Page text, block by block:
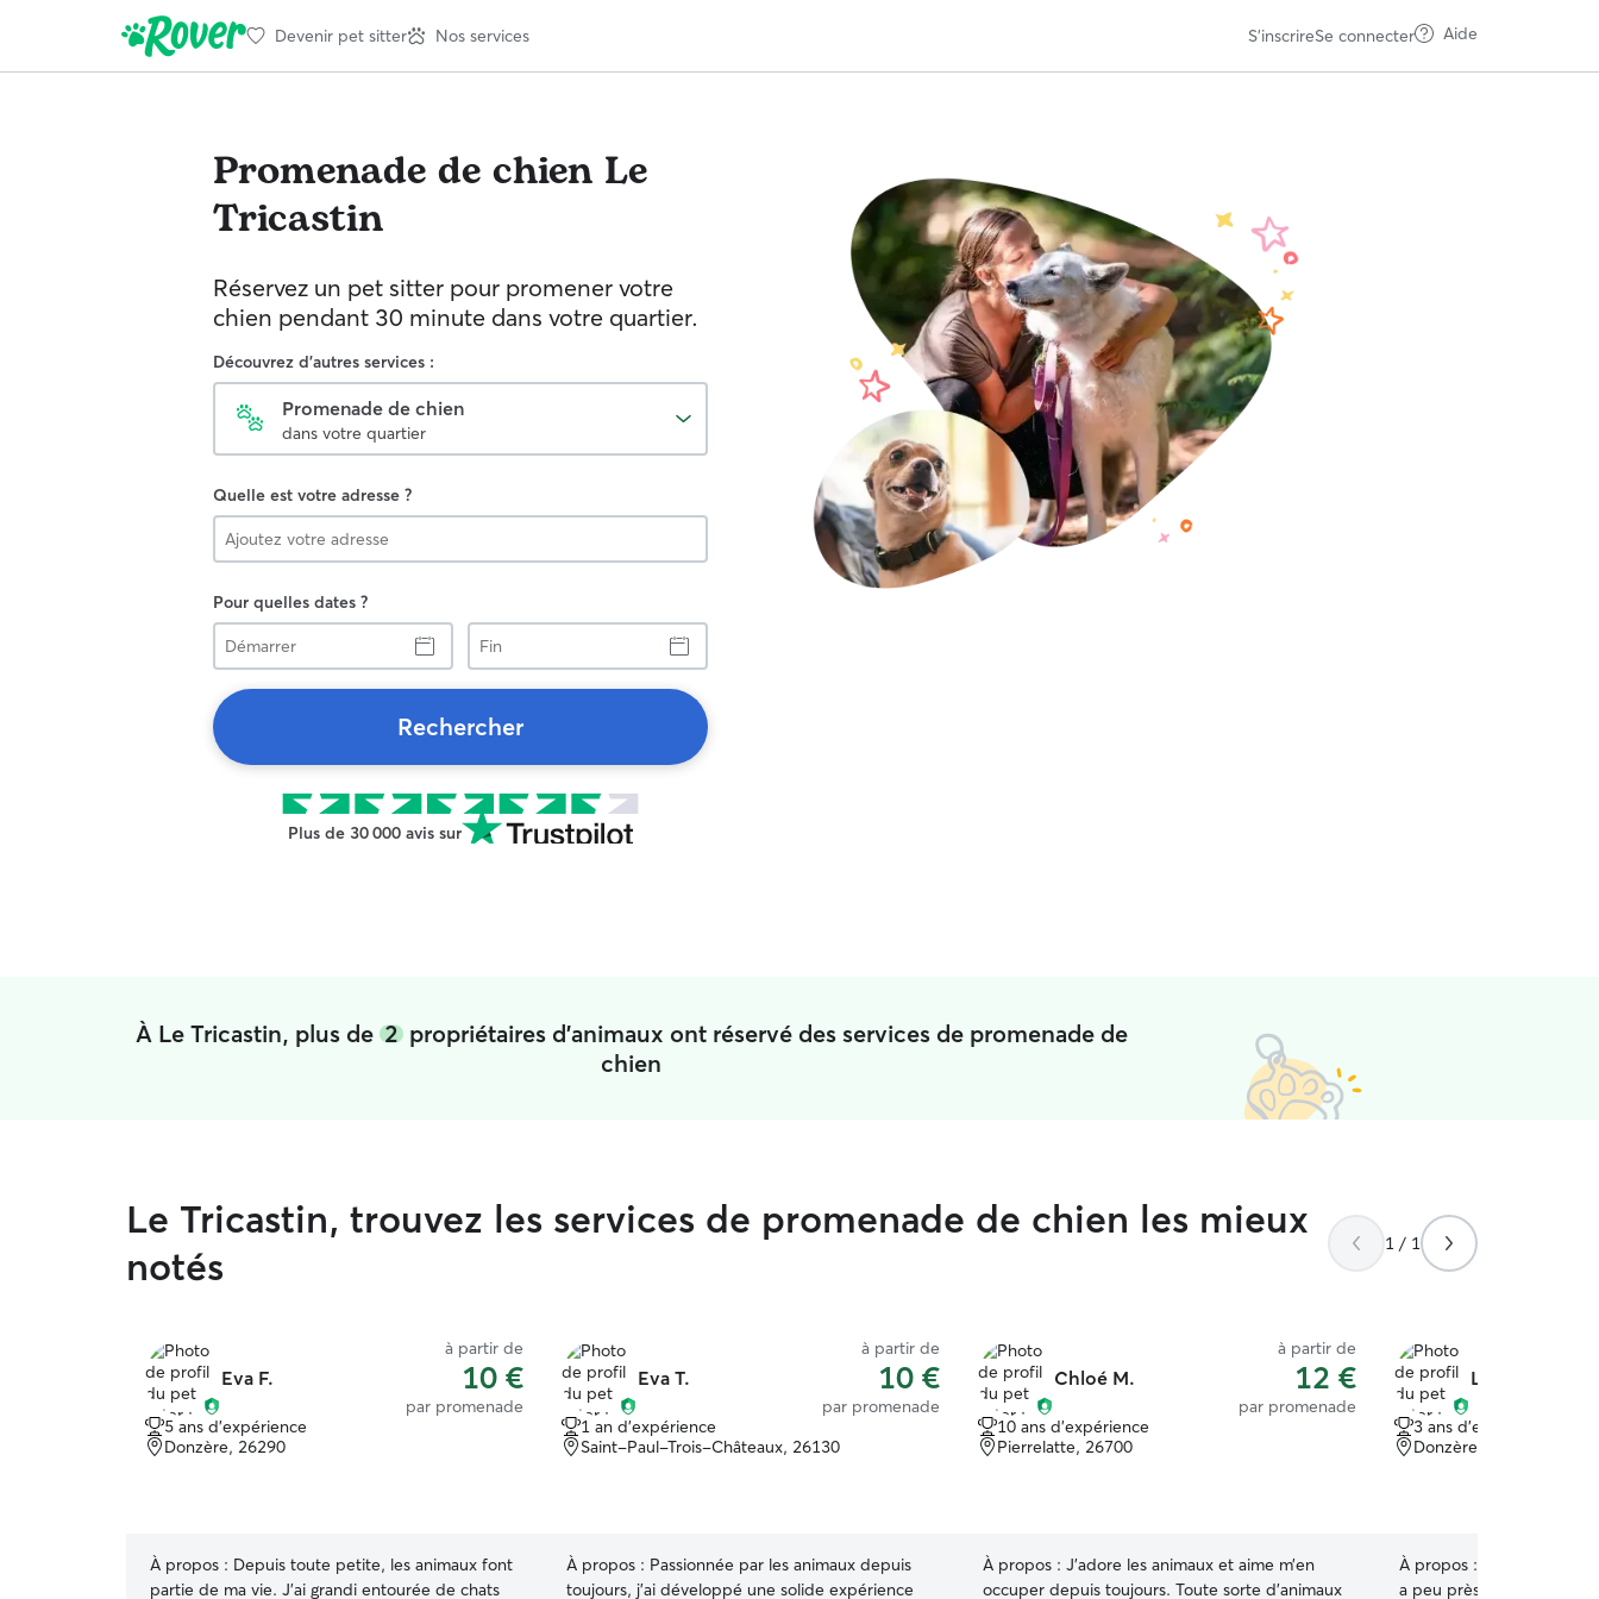
Devenir pet sitter Nos services S'inscrireSe connecter Aide
Promenade de chien Le
Tricastin
Réservez un pet sitter pour promener votre
chien pendant 30 minute dans votre quartier.
Découvrez d'autres services :
Promenade de chien
dans votre quartier
Quelle est votre adresse ?
Pour quelles dates ?
Démarrer
Fin
Rechercher
Plus de 30 000 avis sur
À Le Tricastin, plus de 2propriétaires d'animaux ont réservé des services de promenade de
chien
Le Tricastin, trouvez les services de promenade de chien les mieux
notés
1 / 1
Eva F.
à partir de
10 €
par promenade
5 ans d'expérience
Donzère, 26290
À propos : Depuis toute petite, les animaux font
partie de ma vie. J’ai grandi entourée de chats
Eva T.
à partir de
10 €
par promenade
1 an d'expérience
Saint-Paul-Trois-Châteaux, 26130
À propos : Passionnée par les animaux depuis
toujours, j’ai développé une solide expérience
Chloé M.
à partir de
12 €
par promenade
10 ans d'expérience
Pierrelatte, 26700
À propos : J’adore les animaux et aime m’en
occuper depuis toujours. Toute sorte d’animaux
Lyndi D.
3 ans d'expérience
Donzère, 26290
À propos :
a peu près 3 ans, car ma